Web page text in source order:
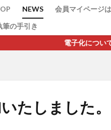
NEWS 会員マイページ
筆の手引き
電子化について：「ぶん
たしました。